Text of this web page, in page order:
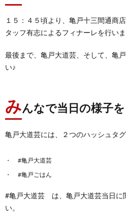
１５：４５頃より、亀戸十三間通商
タッフ有志によるフィナーレを行いま
最後まで、亀戸大道芸、そして、亀
い♪
みんなで当日の様子
亀戸大道芸には、２つのハッシュタグ
#亀戸大道芸
#亀戸ごはん
#亀戸大道芸 は、亀戸大道芸当日に
い。